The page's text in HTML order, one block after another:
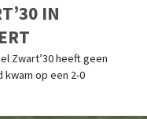
IN
Zwart’30 heeft geen
kwam op een 2-0